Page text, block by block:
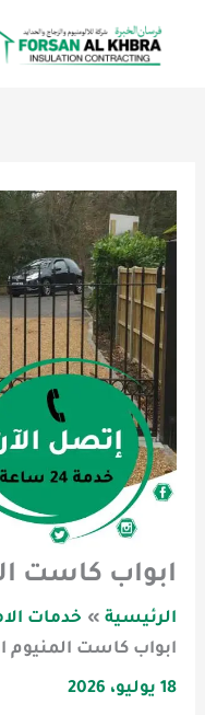
ابواب كاست
الرئيسية
خدمات
ابواب كاست المنيوم
18 يوليو، 2026